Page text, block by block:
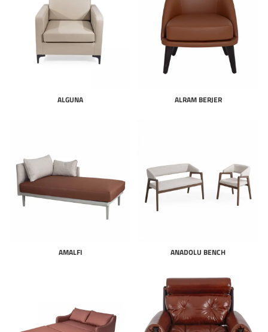
ALGUNA ALRAM BERJER
AMALFI ANADOLU BENCH